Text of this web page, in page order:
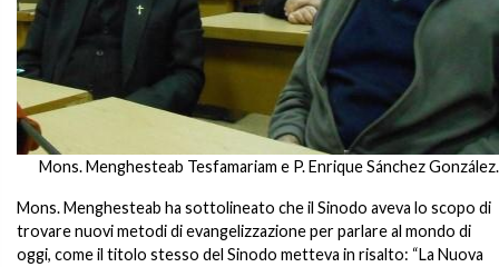
Mons. Menghesteab Tesfamariam e P. Enrique Sánchez González.
Mons. Menghesteab ha sottolineato che il Sinodo aveva lo scopo di
trovare nuovi metodi di evangelizzazione per parlare al mondo di
oggi, come il titolo stesso del Sinodo metteva in risalto: “La Nuova